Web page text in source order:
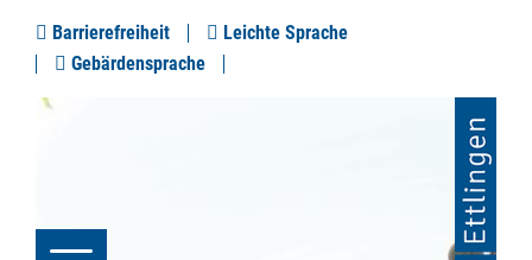
Barrierefreiheit
Leichte Sprache
Gebärdensprache